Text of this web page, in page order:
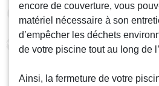
encore de couverture, vous
matériel nécessaire à son
d’empêcher les déchets
de votre piscine tout au long de
Ainsi, la fermeture de votre